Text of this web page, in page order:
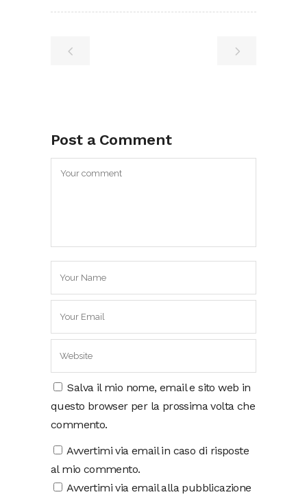
Post a Comment
Salva il mio nome, email e sito web in
questo browser per la prossima volta che
commento.
Avvertimi via email in caso di risposte
al mio commento.
Avvertimi via email alla pubblicazione